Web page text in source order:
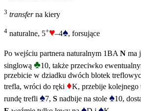
3 transferna kiery
4 naturalne, 5+♥–4♠, forsujące
Po wejściu partnera naturalnym 1BA N ma
singlową ♣10, także przeciwko
przebicie w dziadku dwóch blotek
trefla, wróci do ręki ♦K, przebije kolejnego
rundę trefli ♠7, S nadbije na stole ♠10,